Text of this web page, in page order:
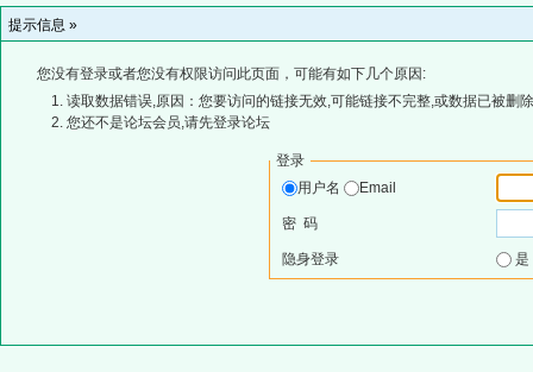
提示信息 »
您没有登录或者您没有权限访问此页面，可能有如下几个原因:
读取数据错误,原因：您要访问的链接无效,可能链接不完整,或数据已被删
您还不是论坛会员,请先登录论坛
登录
用户名
Email
密 码
隐身登录